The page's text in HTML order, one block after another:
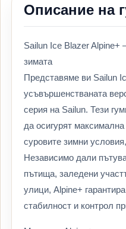
Описание на
Sailun Ice Blazer Alpine+
зимата
Представяме ви Sailun
усъвършенстваната
серия на Sailun. Тези
да осигурят
суровите зимни
Независимо дали
пътища, заледени
улици, Alpine+
стабилност и контрол